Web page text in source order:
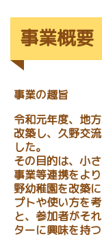
事業概要
事業の趣旨
令和元年度、地
改築し、久野交
した。
その目的は、小
事業等連携をよ
野幼稚園を改築
プトや使い方を
と、参加者がそ
ターに興味を持